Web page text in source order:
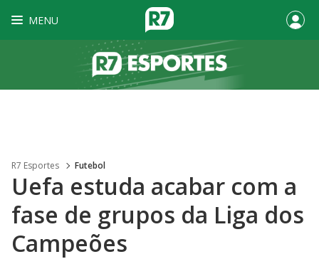
MENU
R7 Esportes Futebol
Uefa estuda acabar com a
fase de grupos da Liga dos
Campeões